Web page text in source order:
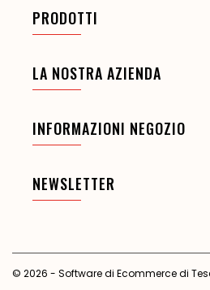
PRODOTTI
LA NOSTRA AZIENDA
INFORMAZIONI NEGOZIO
NEWSLETTER
© 2026 - Software di Ecommerce di